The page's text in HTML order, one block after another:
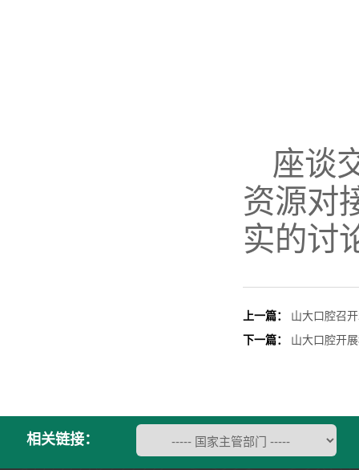
座谈
资源对
实的讨
上一篇：
山大口腔召
下一篇：
山大口腔开
相关链接：